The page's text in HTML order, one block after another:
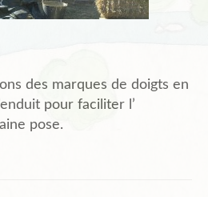
des marques de doigts en
pour faciliter l’
pose.